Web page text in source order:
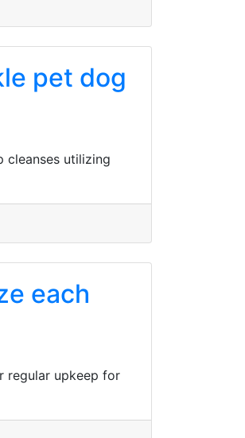
pet dog
cleanses utilizing
each
regular upkeep for